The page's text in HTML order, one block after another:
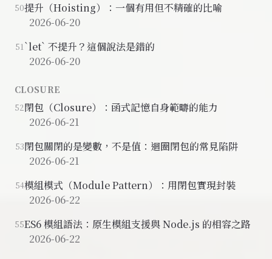
50提升（Hoisting）：一個有用但不精確的比喻
2026-06-20
51 `let` 不提升？這個說法是錯的
2026-06-20
CLOSURE
52閉包（Closure）：函式記憶自身範疇的能力
2026-06-21
53閉包關閉的是變數，不是值：迴圈閉包的常見陷阱
2026-06-21
54模組模式（Module Pattern）：用閉包實現封裝
2026-06-22
55ES6 模組語法：原生模組支援與 Node.js 的相容之路
2026-06-22